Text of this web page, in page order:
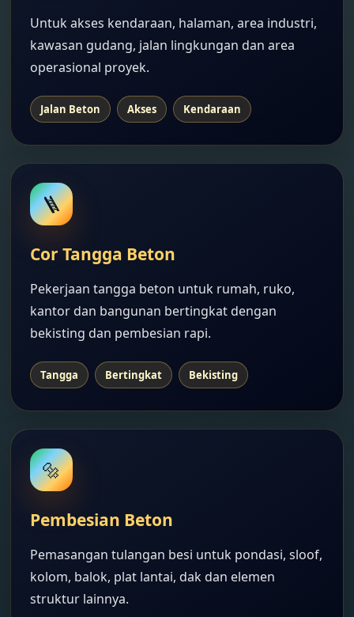
Untuk akses kendaraan, halaman, area industri,
kawasan gudang, jalan lingkungan dan area
operasional proyek.
Jalan Beton Akses Kendaraan
🪜
Cor Tangga Beton
Pekerjaan tangga beton untuk rumah, ruko,
kantor dan bangunan bertingkat dengan
bekisting dan pembesian rapi.
Tangga Bertingkat Bekisting
🔩
Pembesian Beton
Pemasangan tulangan besi untuk pondasi, sloof,
kolom, balok, plat lantai, dak dan elemen
struktur lainnya.